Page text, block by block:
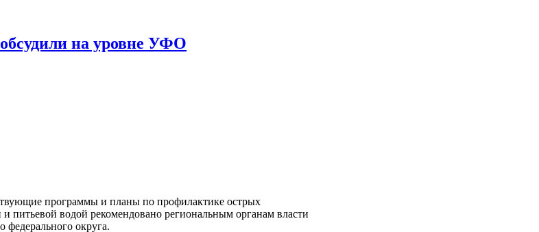
на уровне УФО
программы и планы по профилактике острых
водой рекомендовано региональным органам власти
округа.